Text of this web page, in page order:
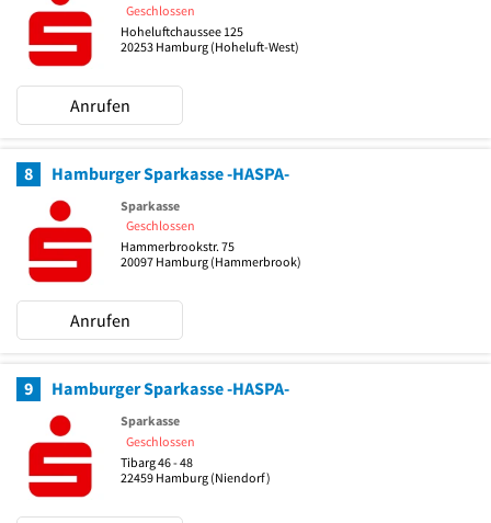
Geschlossen
Hoheluftchaussee 125
20253 Hamburg (Hoheluft-West)
Anrufen
8 Hamburger Sparkasse -HASPA-
Sparkasse
Geschlossen
Hammerbrookstr. 75
20097 Hamburg (Hammerbrook)
Anrufen
9 Hamburger Sparkasse -HASPA-
Sparkasse
Geschlossen
Tibarg 46 - 48
22459 Hamburg (Niendorf)